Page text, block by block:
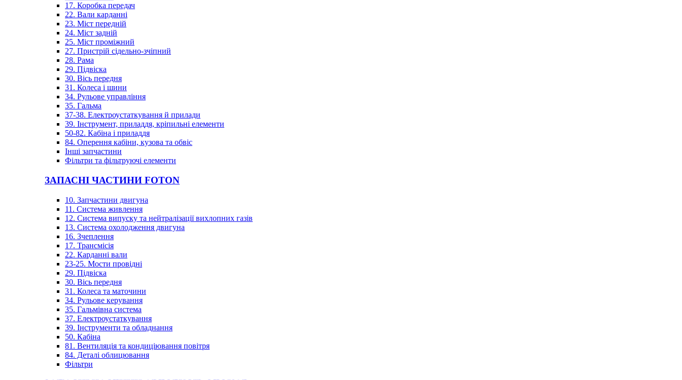
17. Коробка передач
22. Вали карданні
23. Міст передній
24. Міст задній
25. Міст проміжний
27. Пристрій сідельно-зчіпний
28. Рама
29. Підвіска
30. Вісь передня
31. Колеса і шини
34. Рульове управління
35. Гальма
37-38. Електроустаткування й прилади
39. Інструмент, приладдя, кріпильні елементи
50-82. Кабіна і приладдя
84. Оперення кабіни, кузова та обвіс
Інші запчастини
Фільтри та фільтруючі елементи
ЗАПАСНІ ЧАСТИНИ FOTON
10. Запчастини двигуна
11. Система живлення
12. Система випуску та нейтралізації вихлопних газів
13. Система охолодження двигуна
16. Зчеплення
17. Трансмісія
22. Карданні вали
23-25. Мости провідні
29. Підвіска
30. Вісь передня
31. Колеса та маточини
34. Рульове керування
35. Гальмівна система
37. Електроустаткування
39. Інструменти та обладнання
50. Кабіна
81. Вентиляція та кондиціювання повітря
84. Деталі облицювання
Фільтри